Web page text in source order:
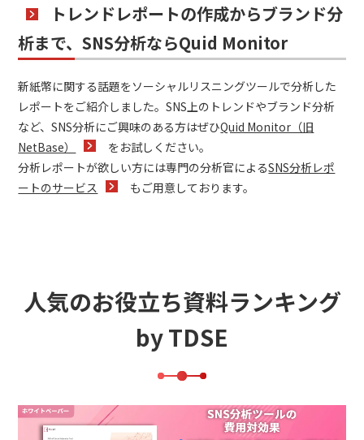
トレンドレポートの作成からブランド分
析まで、SNS分析ならQuid Monitor
新紙幣に関する話題をソーシャルリスニングツールで分析した
レポートをご紹介しました。SNS上のトレンドやブランド分析
など、SNS分析にご興味のある方はぜひQuid Monitor（旧
NetBase）
をお試しください。
分析レポートが欲しい方には専門の分析官によるSNS分析レポ
ートのサービス
もご用意しております。
人気のお役立ち資料ランキング
by TDSE